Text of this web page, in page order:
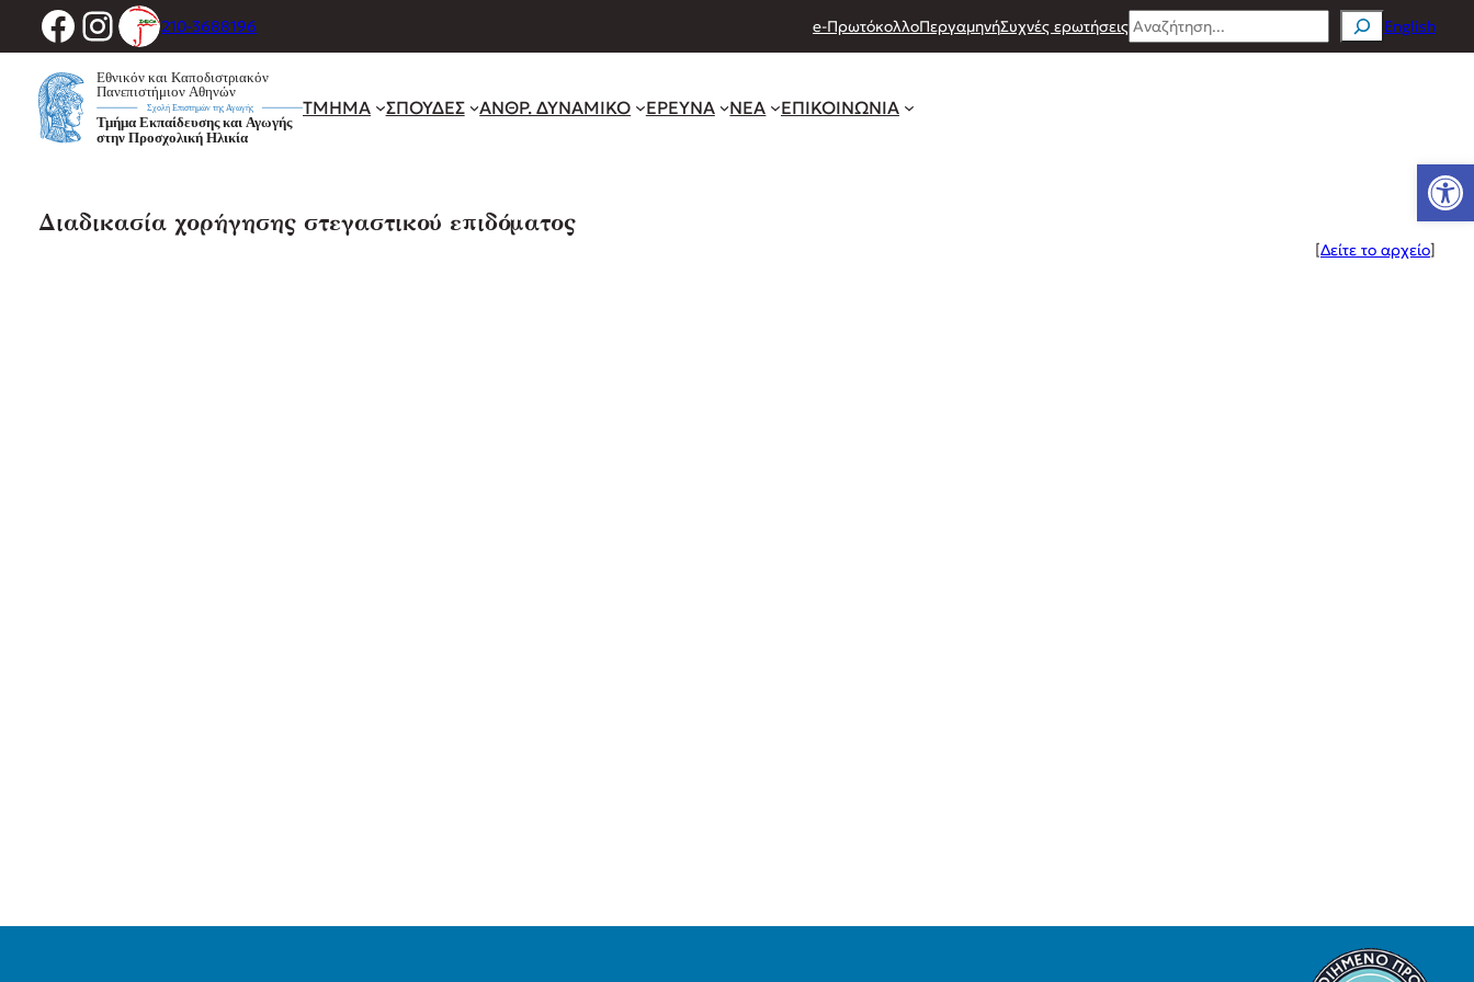
Μετάβαση
περιεχόμενο
Facebook
Instagram
210-3688196 e-ΠρωτόκολλοΠεργαμηνήΣυχνές ερωτήσειςSearch English
ΤΜΗΜΑ ΣΠΟΥΔΕΣ ΑΝΘΡ. ΔΥΝΑΜΙΚΟ ΕΡΕΥΝΑ ΝΕΑ ΕΠΙΚΟΙΝΩΝΙΑ
Διαδικασία χορήγησης στεγαστικού επιδόματος
[Δείτε το αρχείο]